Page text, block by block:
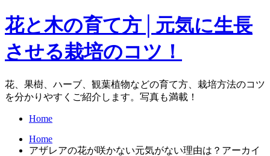
花と木の育て方│元気に生長
させる栽培のコツ！
花、果樹、ハーブ、観葉植物などの育て方、栽培方法のコツ
を分かりやすくご紹介します。写真も満載！
Home
Home
アザレアの花が咲かない元気がない理由は？アーカイ